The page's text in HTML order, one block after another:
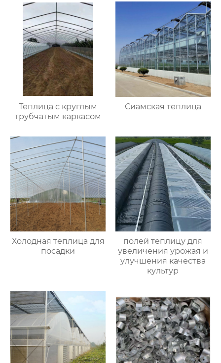
Теплица с круглым
трубчатым каркасом
Сиамская теплица
Холодная теплица для
посадки
полей теплицу для
увеличения урожая и
улучшения качества
культур